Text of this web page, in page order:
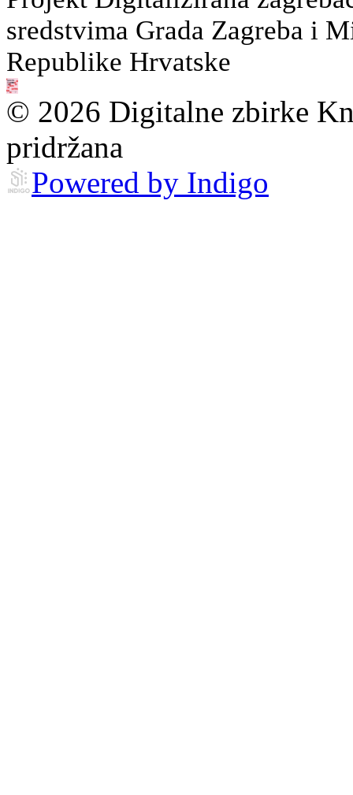
sredstvima Grada Zagreba i
Republike Hrvatske
© 2026 Digitalne zbirke
pridržana
Powered by Indigo